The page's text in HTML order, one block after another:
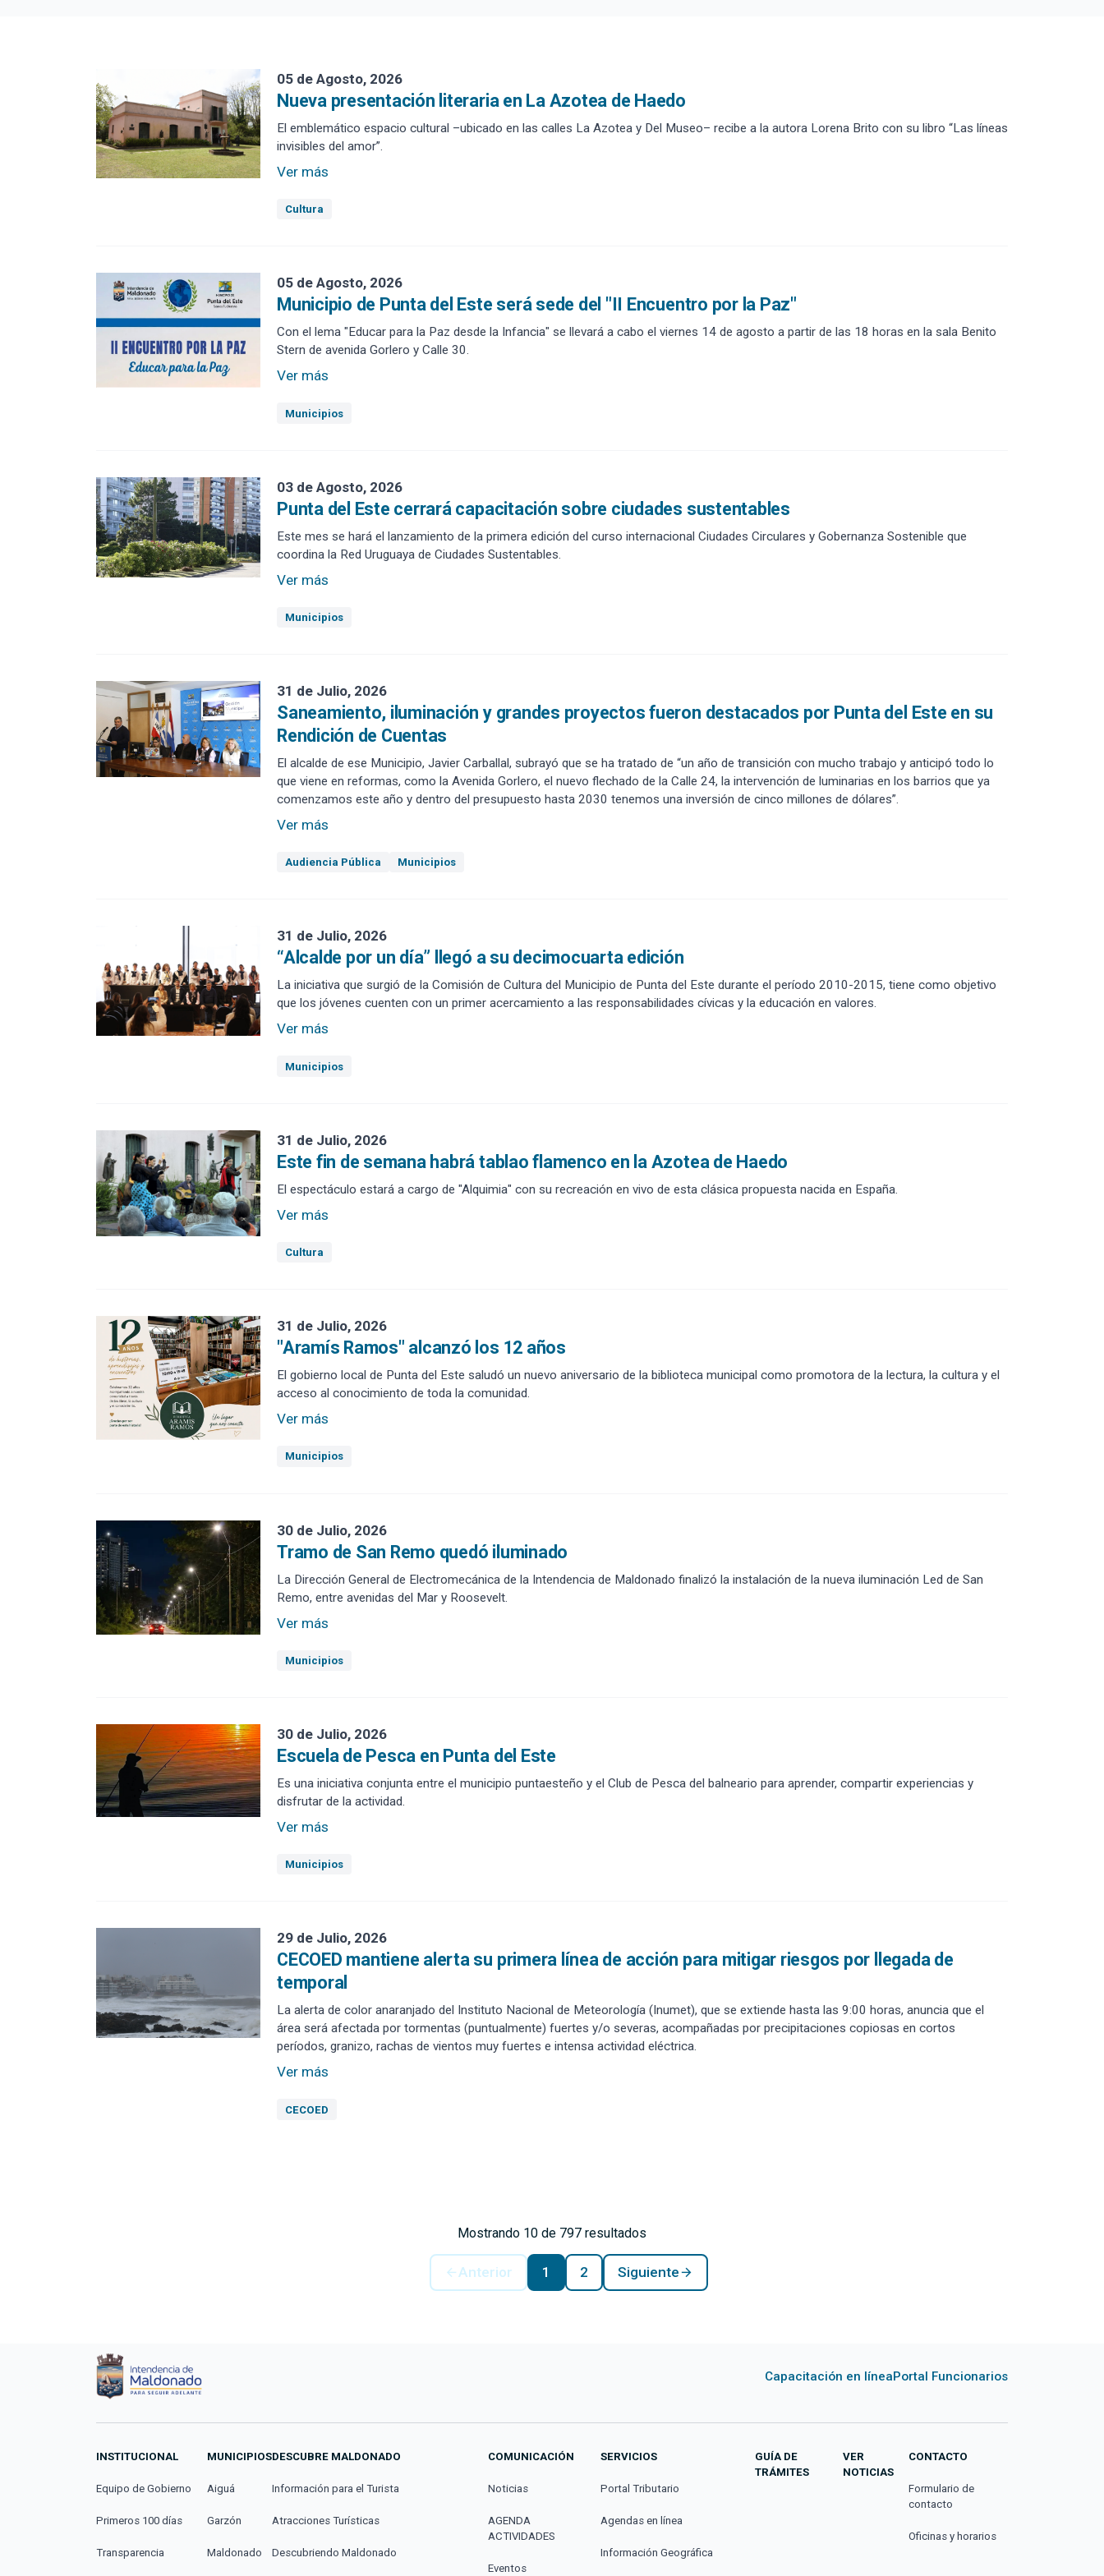
05 de Agosto, 2026
Nueva presentación literaria en La Azotea de Haedo
El emblemático espacio cultural –ubicado en las calles La Azotea y Del Museo– recibe a la autora Lorena Brito con su libro “Las líneas
invisibles del amor”.
Ver más
Cultura
05 de Agosto, 2026
Municipio de Punta del Este será sede del "II Encuentro por la Paz"
Con el lema "Educar para la Paz desde la Infancia" se llevará a cabo el viernes 14 de agosto a partir de las 18 horas en la sala Benito
Stern de avenida Gorlero y Calle 30.
Ver más
Municipios
03 de Agosto, 2026
Punta del Este cerrará capacitación sobre ciudades sustentables
Este mes se hará el lanzamiento de la primera edición del curso internacional Ciudades Circulares y Gobernanza Sostenible que
coordina la Red Uruguaya de Ciudades Sustentables.
Ver más
Municipios
31 de Julio, 2026
Saneamiento, iluminación y grandes proyectos fueron destacados por Punta del Este en su
Rendición de Cuentas
El alcalde de ese Municipio, Javier Carballal, subrayó que se ha tratado de “un año de transición con mucho trabajo y anticipó todo lo
que viene en reformas, como la Avenida Gorlero, el nuevo flechado de la Calle 24, la intervención de luminarias en los barrios que ya
comenzamos este año y dentro del presupuesto hasta 2030 tenemos una inversión de cinco millones de dólares”.
Ver más
Audiencia Pública Municipios
31 de Julio, 2026
“Alcalde por un día” llegó a su decimocuarta edición
La iniciativa que surgió de la Comisión de Cultura del Municipio de Punta del Este durante el período 2010-2015, tiene como objetivo
que los jóvenes cuenten con un primer acercamiento a las responsabilidades cívicas y la educación en valores.
Ver más
Municipios
31 de Julio, 2026
Este fin de semana habrá tablao flamenco en la Azotea de Haedo
El espectáculo estará a cargo de "Alquimia" con su recreación en vivo de esta clásica propuesta nacida en España.
Ver más
Cultura
31 de Julio, 2026
"Aramís Ramos" alcanzó los 12 años
El gobierno local de Punta del Este saludó un nuevo aniversario de la biblioteca municipal como promotora de la lectura, la cultura y el
acceso al conocimiento de toda la comunidad.
Ver más
Municipios
30 de Julio, 2026
Tramo de San Remo quedó iluminado
La Dirección General de Electromecánica de la Intendencia de Maldonado finalizó la instalación de la nueva iluminación Led de San
Remo, entre avenidas del Mar y Roosevelt.
Ver más
Municipios
30 de Julio, 2026
Escuela de Pesca en Punta del Este
Es una iniciativa conjunta entre el municipio puntaesteño y el Club de Pesca del balneario para aprender, compartir experiencias y
disfrutar de la actividad.
Ver más
Municipios
29 de Julio, 2026
CECOED mantiene alerta su primera línea de acción para mitigar riesgos por llegada de
temporal
La alerta de color anaranjado del Instituto Nacional de Meteorología (Inumet), que se extiende hasta las 9:00 horas, anuncia que el
área será afectada por tormentas (puntualmente) fuertes y/o severas, acompañadas por precipitaciones copiosas en cortos
períodos, granizo, rachas de vientos muy fuertes e intensa actividad eléctrica.
Ver más
CECOED
Mostrando 10 de 797 resultados
Anterior 1 2 Siguiente
Capacitación en líneaPortal Funcionarios
INSTITUCIONAL
Equipo de Gobierno
Primeros 100 días
Transparencia
MUNICIPIOS
Aiguá
Garzón
Maldonado
DESCUBRE MALDONADO
Información para el Turista
Atracciones Turísticas
Descubriendo Maldonado
COMUNICACIÓN
Noticias
AGENDA
ACTIVIDADES
Eventos
SERVICIOS
Portal Tributario
Agendas en línea
Información Geográfica
GUÍA DE
TRÁMITES
VER
NOTICIAS
CONTACTO
Formulario de
contacto
Oficinas y horarios